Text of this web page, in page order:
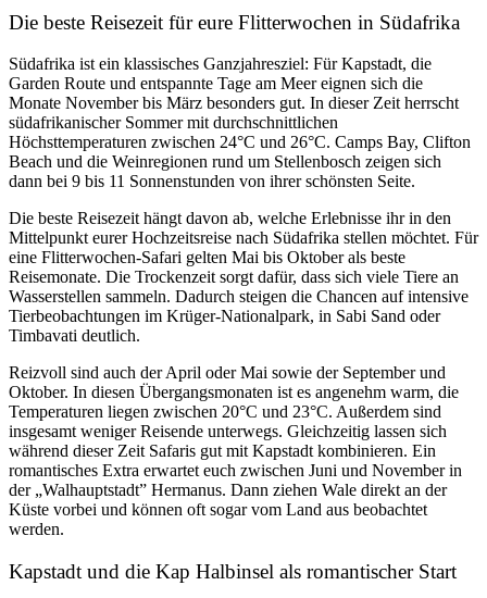
Die beste Reisezeit für eure Flitterwochen in Südafrika
Südafrika ist ein klassisches Ganzjahresziel: Für Kapstadt, die
Garden Route und entspannte Tage am Meer eignen sich die
Monate November bis März besonders gut. In dieser Zeit herrscht
südafrikanischer Sommer mit durchschnittlichen
Höchsttemperaturen zwischen 24°C und 26°C. Camps Bay, Clifton
Beach und die Weinregionen rund um Stellenbosch zeigen sich
dann bei 9 bis 11 Sonnenstunden von ihrer schönsten Seite.
Die beste Reisezeit hängt davon ab, welche Erlebnisse ihr in den
Mittelpunkt eurer Hochzeitsreise nach Südafrika stellen möchtet. Für
eine Flitterwochen-Safari gelten Mai bis Oktober als beste
Reisemonate. Die Trockenzeit sorgt dafür, dass sich viele Tiere an
Wasserstellen sammeln. Dadurch steigen die Chancen auf intensive
Tierbeobachtungen im Krüger-Nationalpark, in Sabi Sand oder
Timbavati deutlich.
Reizvoll sind auch der April oder Mai sowie der September und
Oktober. In diesen Übergangsmonaten ist es angenehm warm, die
Temperaturen liegen zwischen 20°C und 23°C. Außerdem sind
insgesamt weniger Reisende unterwegs. Gleichzeitig lassen sich
während dieser Zeit Safaris gut mit Kapstadt kombinieren. Ein
romantisches Extra erwartet euch zwischen Juni und November in
der „Walhauptstadt” Hermanus. Dann ziehen Wale direkt an der
Küste vorbei und können oft sogar vom Land aus beobachtet
werden.
Kapstadt und die Kap Halbinsel als romantischer Start